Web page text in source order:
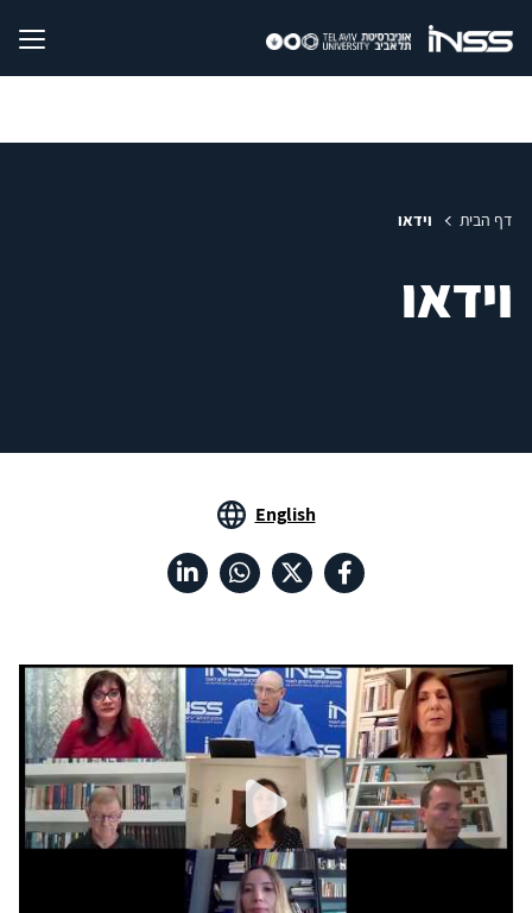
דף הבית וידאו
וידאו
English